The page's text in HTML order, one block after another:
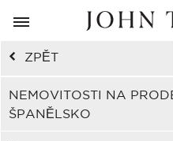
ZPĚT
NEMOVITOSTI NA
ŠPANĚLSKO